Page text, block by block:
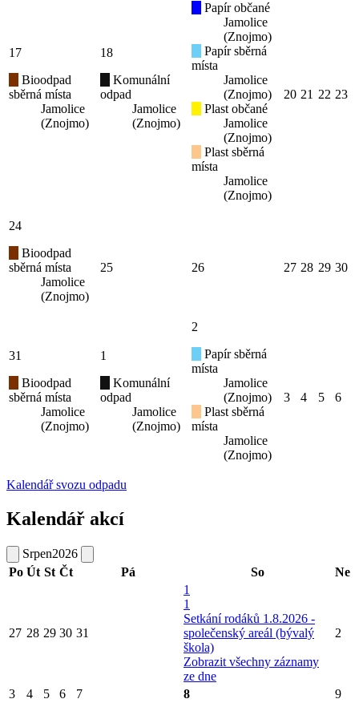
17
Bioodpad
sběrná místa
Jamolice
(Znojmo)
18
Komunální
odpad
Jamolice
(Znojmo)
Papír občané
Jamolice
(Znojmo)
Papír sběrná
místa
Jamolice
(Znojmo)
Plast občané
Jamolice
(Znojmo)
Plast sběrná
místa
Jamolice
(Znojmo)
20 21 22 23
24
Bioodpad
sběrná místa
Jamolice
(Znojmo)
25 26 27 28 29 30
31
Bioodpad
sběrná místa
Jamolice
(Znojmo)
1
Komunální
odpad
Jamolice
(Znojmo)
2
Papír sběrná
místa
Jamolice
(Znojmo)
Plast sběrná
místa
Jamolice
(Znojmo)
3 4 5 6
Kalendář svozu odpadu
Kalendář akcí
Srpen2026
Po Út St Čt Pá So Ne
27 28 29 30 31
1
1
Setkání rodáků 1.8.2026 -
společenský areál (bývalý
škola)
Zobrazit všechny záznamy
ze dne
2
3 4 5 6 7 8 9